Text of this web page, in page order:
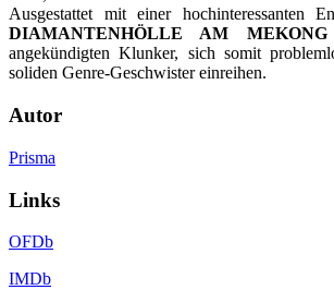
Ausgestattet mit einer hochinteressanten
DIAMANTENHÖLLE AM MEKONG
angekündigten Klunker, sich somit
soliden Genre-Geschwister einreihen.
Autor
Prisma
Links
OFDb
IMDb